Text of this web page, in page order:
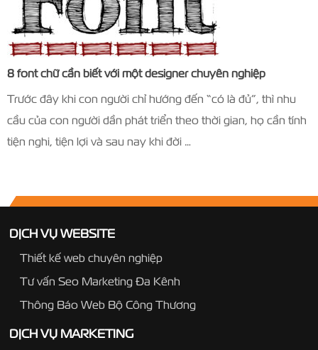
8 font chữ cần biết với một designer chuyên nghiệp
Trước đây khi con người chỉ hướng đến “có là đủ”, thì nhu
cầu của con người dần phát triển theo thời gian, họ cần tính
tiện nghi, tiện lợi và sau nay khi đời …
DỊCH VỤ WEBSITE
Thiết kế web chuyên nghiệp
Tư vấn Seo Marketing Đa Kênh
Thông Báo Web Bộ Công Thương
DỊCH VỤ MARKETING